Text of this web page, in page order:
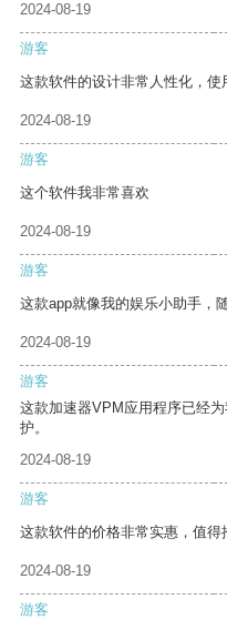
2024-08-19
游客
这款软件的设计非常人性化，使
2024-08-19
游客
这个软件我非常喜欢
2024-08-19
游客
这款app就像我的娱乐小助手，
2024-08-19
游客
这款加速器VPM应用程序已经
护。
2024-08-19
游客
这款软件的价格非常实惠，值得
2024-08-19
游客